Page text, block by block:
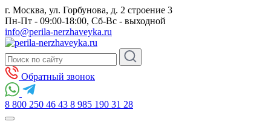
г. Москва, ул. Горбунова, д. 2 строение 3
Пн-Пт - 09:00-18:00, Сб-Вс - выходной
info@perila-nerzhaveyka.ru
Обратный звонок
8 800 250 46 43 8 985 190 31 28